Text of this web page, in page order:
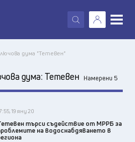
X
дума "Тетевен"
дума: Тетевен Намерени 5
19 яну 20
търси съдействие от МРРБ за
на водоснабдяването в